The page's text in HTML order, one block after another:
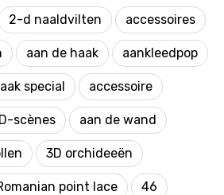
2-d naaldvilten accessoires
aan de haak aankleedpop
special accessoire
scènes aan de wand
3D orchideeën
point lace 46